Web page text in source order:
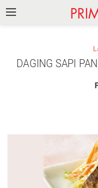
DAGING SAPI